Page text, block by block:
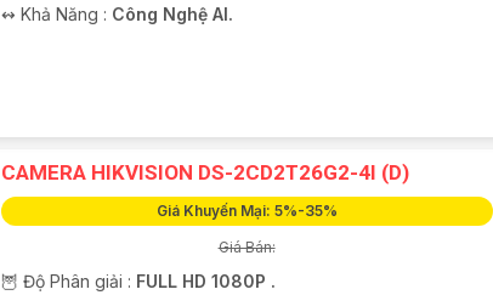
️↭ Khả Năng : Công Nghệ AI.
CAMERA HIKVISION DS-2CD2T26G2-4I (D)
Giá Khuyến Mại: 5%-35%
Giá Bán:
🦉 Độ Phân giải : FULL HD 1080P .